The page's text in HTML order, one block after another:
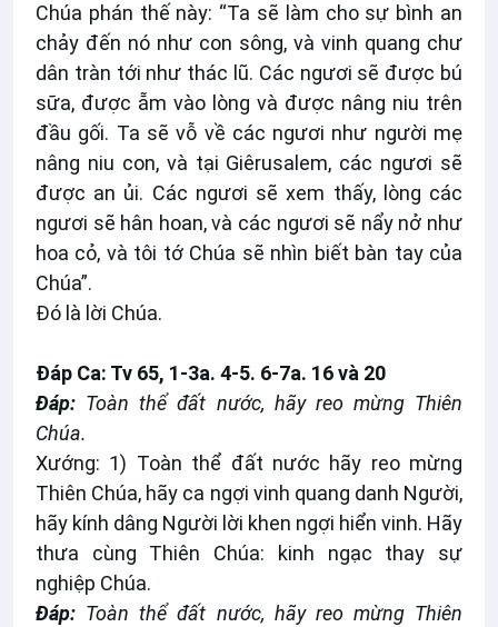
Chúa phán thế này: “Ta sẽ làm cho sự bình an
chảy đến nó như con sông, và vinh quang chư
dân tràn tới như thác lũ. Các ngươi sẽ được bú
sữa, được ẵm vào lòng và được nâng niu trên
đầu gối. Ta sẽ vỗ về các ngươi như người mẹ
nâng niu con, và tại Giêrusalem, các ngươi sẽ
được an ủi. Các ngươi sẽ xem thấy, lòng các
ngươi sẽ hân hoan, và các ngươi sẽ nẩy nở như
hoa cỏ, và tôi tớ Chúa sẽ nhìn biết bàn tay của
Chúa”.
Ðó là lời Chúa.
Ðáp Ca: Tv 65, 1-3a. 4-5. 6-7a. 16 và 20
Ðáp: Toàn thể đất nước, hãy reo mừng Thiên
Chúa.
Xướng: 1) Toàn thể đất nước hãy reo mừng
Thiên Chúa, hãy ca ngợi vinh quang danh Người,
hãy kính dâng Người lời khen ngợi hiển vinh. Hãy
thưa cùng Thiên Chúa: kinh ngạc thay sự
nghiệp Chúa.
Ðáp: Toàn thể đất nước, hãy reo mừng Thiên